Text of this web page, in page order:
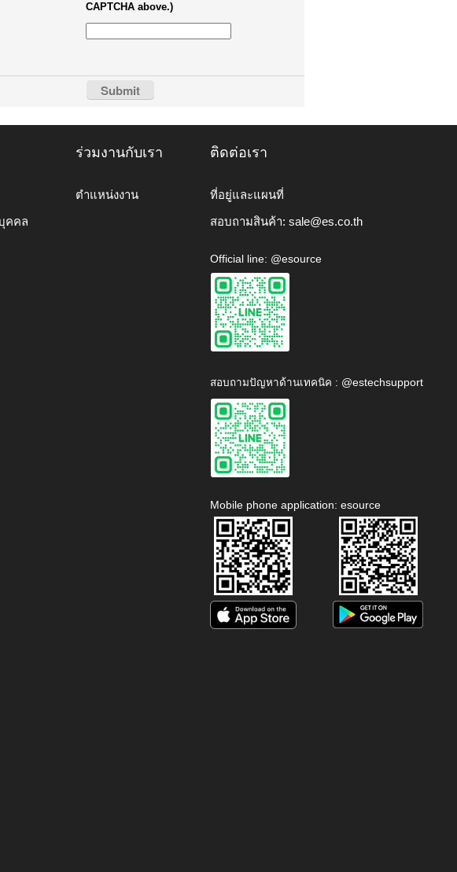
CAPTCHA above.)
คคล
ร่วมงานกับเรา
ตำแหน่งงาน
ติดต่อเรา
ที่อยู่และแผนที่
สอบถามสินค้า: sale@es.co.th
Official line: @esource
สอบถามปัญหาด้านเทคนิค : @estechsupport
Mobile phone application: esource